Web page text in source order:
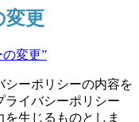
変更
の変更”
シーポリシーの内容を
ライバシーポリシー
生じるものとしま